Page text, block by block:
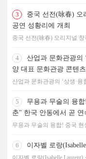
3
중국 선전(咏春) 오
공연 성황리에 개최
중국 선전(咏春) 오리지널
4
산업과 문화관광의
양 대표 문화관광 콘텐
산업과 문화관광의 ‘상생·
5
무용과 무술의 융
춘" 한국 안동에서 곧 연
무용과 무술의 융합! 중국
6 이자벨 로랑